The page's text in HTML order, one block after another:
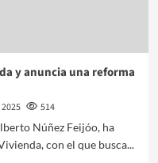
y anuncia una reforma
514
Núñez Feijóo, ha
con el que busca...